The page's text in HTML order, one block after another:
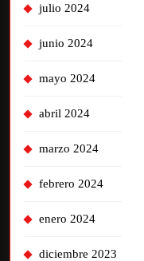
julio 2024
junio 2024
mayo 2024
abril 2024
marzo 2024
febrero 2024
enero 2024
diciembre 2023